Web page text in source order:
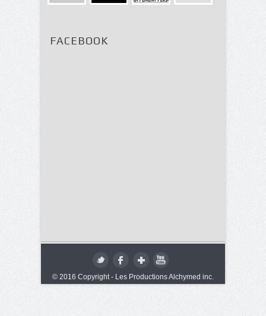
FACEBOOK
© 2016 Copyright - Les Productions Alchymed inc.